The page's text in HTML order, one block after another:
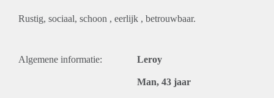
Rustig, sociaal, schoon , eerlijk , betrouwbaar.
Algemene informatie: Leroy
Man, 43 jaar